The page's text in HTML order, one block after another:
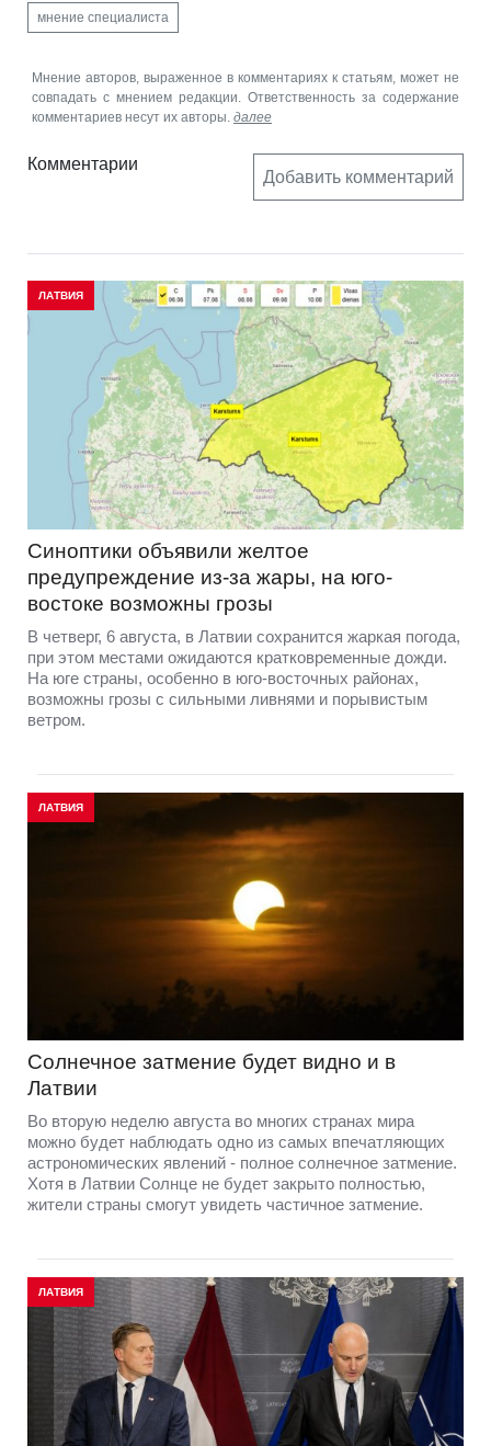
мнение специалиста
Мнение авторов, выраженное в комментариях к статьям, может не
совпадать с мнением редакции. Ответственность за содержание
комментариев несут их авторы. далее
Комментарии
Добавить комментарий
ЛАТВИЯ
Синоптики объявили желтое
предупреждение из-за жары, на юго-
востоке возможны грозы
В четверг, 6 августа, в Латвии сохранится жаркая погода,
при этом местами ожидаются кратковременные дожди.
На юге страны, особенно в юго-восточных районах,
возможны грозы с сильными ливнями и порывистым
ветром.
ЛАТВИЯ
Солнечное затмение будет видно и в
Латвии
Во вторую неделю августа во многих странах мира
можно будет наблюдать одно из самых впечатляющих
астрономических явлений - полное солнечное затмение.
Хотя в Латвии Солнце не будет закрыто полностью,
жители страны смогут увидеть частичное затмение.
ЛАТВИЯ